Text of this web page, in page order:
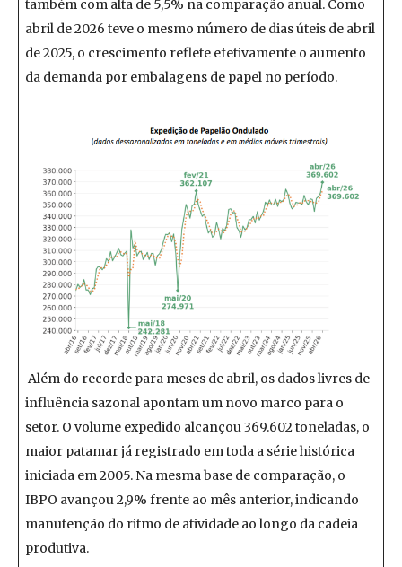
também com alta de 5,5% na comparação anual. Como
abril de 2026 teve o mesmo número de dias úteis de abril
de 2025, o crescimento reflete efetivamente o aumento
da demanda por embalagens de papel no período.
Além do recorde para meses de abril, os dados livres de
influência sazonal apontam um novo marco para o
setor. O volume expedido alcançou 369.602 toneladas, o
maior patamar já registrado em toda a série histórica
iniciada em 2005. Na mesma base de comparação, o
IBPO avançou 2,9% frente ao mês anterior, indicando
manutenção do ritmo de atividade ao longo da cadeia
produtiva.